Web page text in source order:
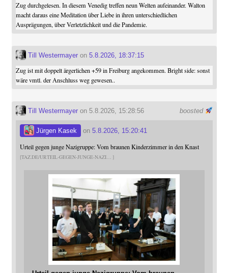
Zug durchgelesen. In diesem Venedig treffen neun Welten aufeinander. Walton
macht daraus eine Meditation über Liebe in ihren unterschiedlichen
Ausprägungen, über Verletzlichkeit und die Pandemie.
Till Westermayeron 5.8.2026, 18:37:15
Zug ist mit doppelt ärgerlichen +59 in Freiburg angekommen. Bright side: sonst
wäre vmtl. der Anschluss weg gewesen..
boosted
Till Westermayeron 5.8.2026, 15:28:56
Jürgen Kasek on 5.8.2026, 15:20:41
Urteil gegen junge Nazigruppe: Vom braunen Kinderzimmer in den Knast
TAZ.DE/URTEIL-GEGEN-JUNGE-NAZI